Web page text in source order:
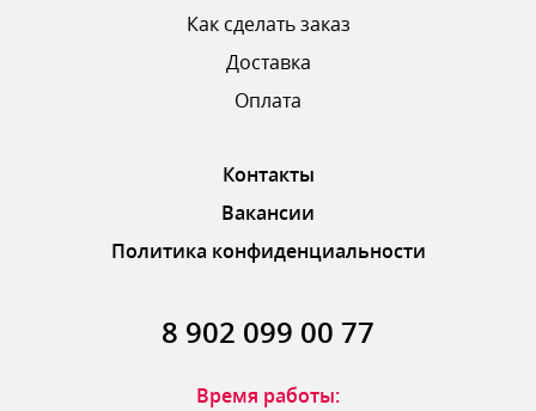
ОТПРАВИТЬ ОТЗЫВ
Как сделать заказ
Доставка
Оплата
Контакты
Вакансии
Политика конфиденциальности
8 902 099 00 77
Время работы: